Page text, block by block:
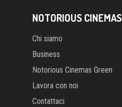
NOTORIOUS CINEMAS
Chi siamo
Business
Notorious Cinemas Green
Lavora con noi
Contattaci